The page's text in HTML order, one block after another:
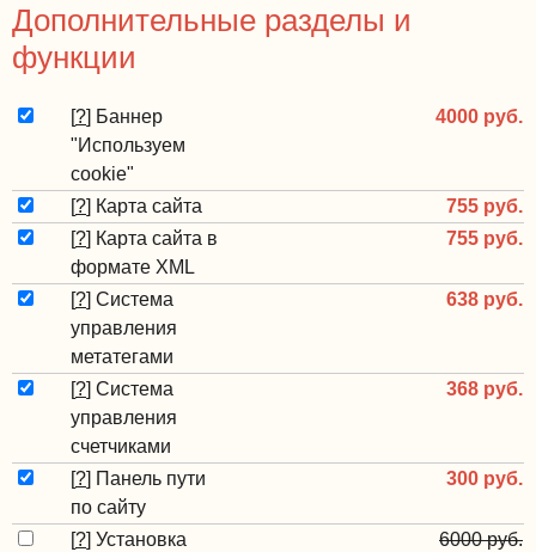
Дополнительные разделы и
функции
[?] Баннер
"Используем
cookie"
4000 руб.
[?] Карта сайта
755 руб.
[?] Карта сайта в
формате XML
755 руб.
[?] Система
управления
метатегами
638 руб.
[?] Система
управления
счетчиками
368 руб.
[?] Панель пути
по сайту
300 руб.
[?] Установка
6000 руб.